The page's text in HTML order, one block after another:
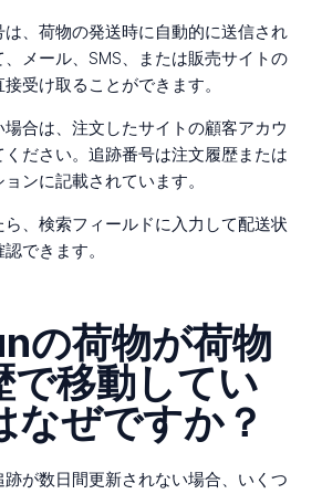
、荷物の発送時に自動的に送信され
メール、SMS、または販売サイトの
受け取ることができます。
合は、注文したサイトの顧客アカウ
ださい。追跡番号は注文履歴または
ンに記載されています。
、検索フィールドに入力して配送状
できます。
の荷物が荷物
で移動してい
なぜですか？
が数日間更新されない場合、いくつ